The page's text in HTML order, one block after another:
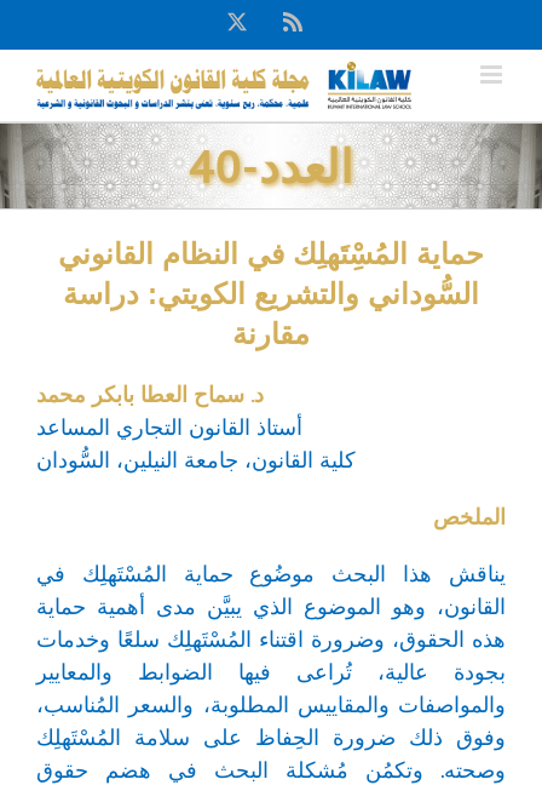
to
content
Rss
X
العدد-40
حماية المُسِْتَهلِك في النظام القانوني
السُّوداني والتشريع الكويتي: دراسة
مقارنة
د. سماح العطا بابكر محمد
أستاذ القانون التجاري المساعد
كلية القانون، جامعة النيلين، السُّودان
الملخص
يناقش هذا البحث موضُوع حماية المُسْتَهلِك في
القانون، وهو الموضوع الذي يبيَّن مدى أهمية حماية
هذه الحقوق، وضرورة اقتناء المُسْتَهلِك سلعًا وخدمات
بجودة عالية، تُراعى فيها الضوابط والمعايير
والمواصفات والمقاييس المطلوبة، والسعر المُناسب،
وفوق ذلك ضرورة الحِفاظ على سلامة المُسْتَهلِك
وصحته. وتكمُن مُشكلة البحث في هضم حقوق